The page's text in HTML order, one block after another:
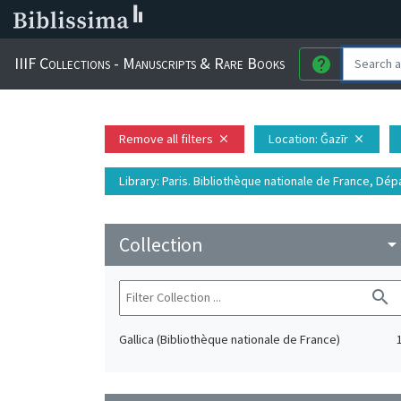
IIIF Collections - Manuscripts & Rare Books help
Remove all filters close Location: Ǧazīr close
Library: Paris. Bibliothèque nationale de France,
Collection arrow_drop_down
search
Gallica (Bibliothèque nationale de France) 1